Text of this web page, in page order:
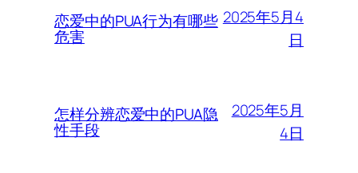
恋爱中的PUA行为有哪些
危害
2025年5月4
日
怎样分辨恋爱中的PUA隐
性手段
2025年5月
4日